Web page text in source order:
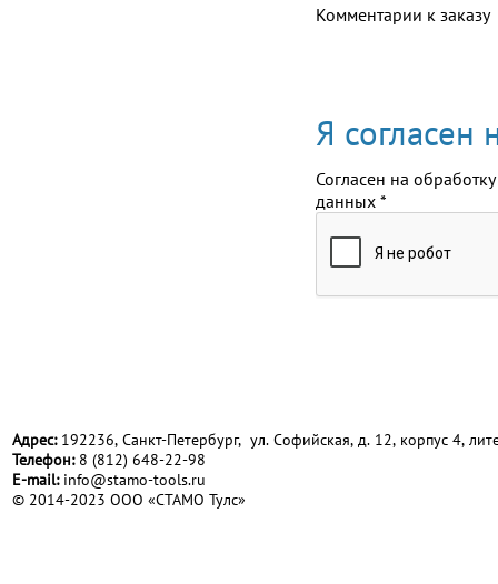
Комментарии к заказу
Я согласен
Согласен на обработку
данных *
Адрес:192236, Санкт-Петербург, ул. Софийская, д. 12, корпус 4,
Телефон:8 (812) 648-22-98
Е-mail: info@stamo-tools.ru
© 2014-2023 ООО «СТАМО Тулс»